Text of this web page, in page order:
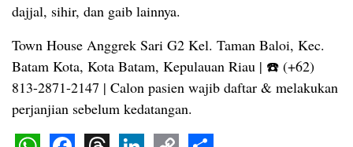
dajjal, sihir, dan gaib lainnya.
Town House Anggrek Sari G2 Kel. Taman Baloi, Kec.
Batam Kota, Kota Batam, Kepulauan Riau | ☎️ (+62)
813-2871-2147 | Calon pasien wajib daftar & melakukan
perjanjian sebelum kedatangan.